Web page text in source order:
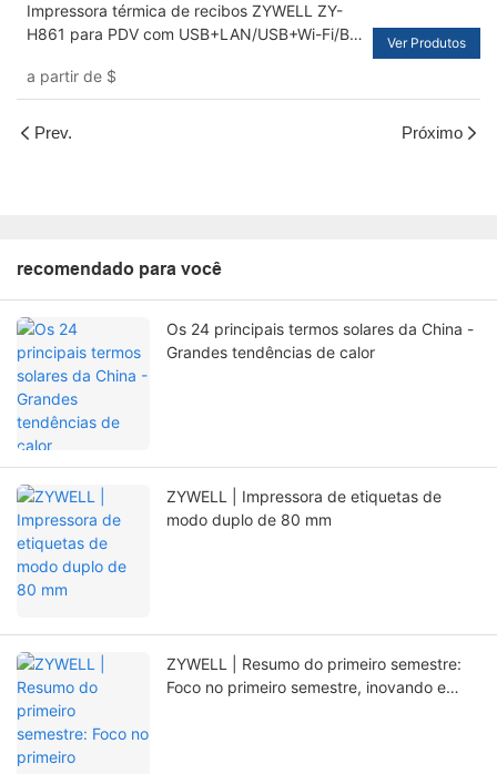
Impressora térmica de recibos ZYWELL ZY-
H861 para PDV com USB+LAN/USB+Wi-Fi/BT
a partir de $
Ver Produtos
Prev. Próximo
recomendado para você
Os 24 principais termos solares da China -
Grandes tendências de calor
ZYWELL | Impressora de etiquetas de
modo duplo de 80 mm
ZYWELL | Resumo do primeiro semestre:
Foco no primeiro semestre, inovando e